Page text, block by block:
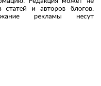
статей и авторов блогов.
рекламы несут